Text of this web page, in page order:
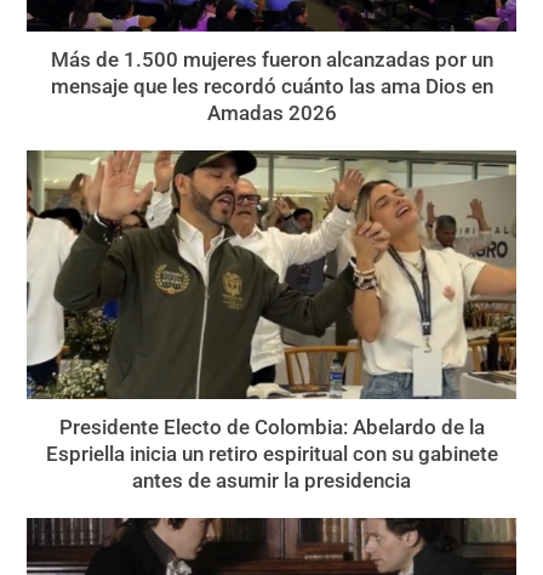
Más de 1.500 mujeres fueron alcanzadas por un
mensaje que les recordó cuánto las ama Dios en
Amadas 2026
Presidente Electo de Colombia: Abelardo de la
Espriella inicia un retiro espiritual con su gabinete
antes de asumir la presidencia